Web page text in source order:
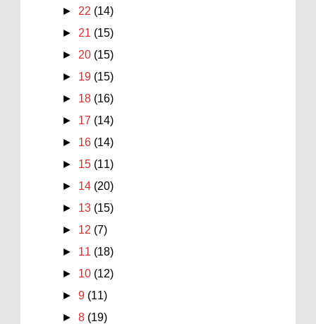
► 22 (14)
► 21 (15)
► 20 (15)
► 19 (15)
► 18 (16)
► 17 (14)
► 16 (14)
► 15 (11)
► 14 (20)
► 13 (15)
► 12 (7)
► 11 (18)
► 10 (12)
►9 (11)
►8 (19)